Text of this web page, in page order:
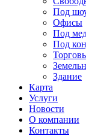
Под
Офисы
Под
Под
Здание
Карта
Услуги
Новости
О компании
Контакты